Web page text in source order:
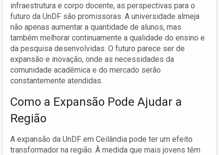
infraestrutura e corpo docente, as perspectivas para o
futuro da UnDF são promissoras. A universidade almeja
não apenas aumentar a quantidade de alunos, mas
também melhorar continuamente a qualidade do ensino e
da pesquisa desenvolvidas. O futuro parece ser de
expansão e inovação, onde as necessidades da
comunidade acadêmica e do mercado serão
constantemente atendidas.
Como a Expansão Pode Ajudar a
Região
A expansão da UnDF em Ceilândia pode ter um efeito
transformador na região. À medida que mais jovens têm